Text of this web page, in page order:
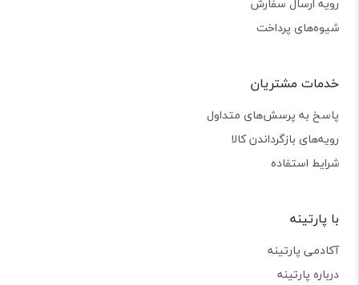
شیوه‌های پرداخت
خدمات مشتریان
پاسخ به پرسش‌های متداول
رویه‌های بازگرداندن کالا
شرایط استفاده
با پارتینه
آکادمی پارتینه
درباره پارتینه